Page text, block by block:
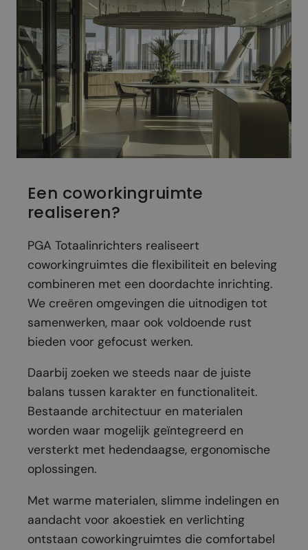
Een coworkingruimte
realiseren?
PGA Totaalinrichters realiseert
coworkingruimtes die flexibiliteit en beleving
combineren met een doordachte inrichting.
We creëren omgevingen die uitnodigen tot
samenwerken, maar ook voldoende rust
bieden voor gefocust werken.
Daarbij zoeken we steeds naar de juiste
balans tussen karakter en functionaliteit.
Bestaande architectuur en materialen
worden waar mogelijk geïntegreerd en
versterkt met hedendaagse, ergonomische
oplossingen.
Met warme materialen, slimme indelingen en
aandacht voor akoestiek en verlichting
ontstaan coworkingruimtes die comfortabel